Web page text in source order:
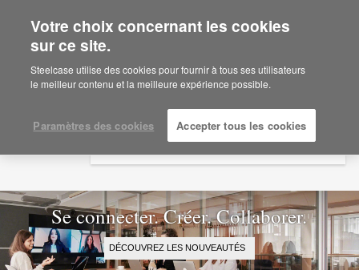
Are you in United States?
Would you like to see Products we sell in
your region?
English
Español
Se connecter. Créer. Collaborer.
DÉCOUVREZ LES NOUVEAUTÉS
Votre choix concernant les cookies
sur ce site.
Steelcase utilise des cookies pour fournir à tous ses utilisateurs
le meilleur contenu et la meilleure expérience possible.
Paramètres des cookies Accepter tous les cookies